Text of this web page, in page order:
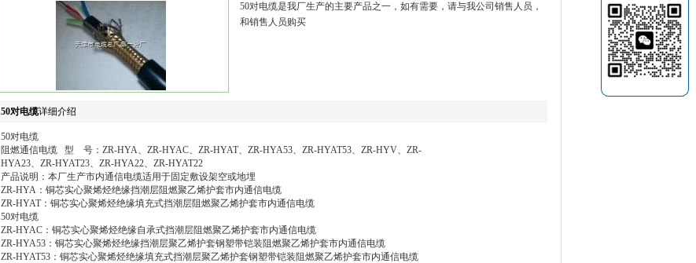
50对电缆是我厂生产的主要产品之一，如有需要，请与我公司销售人员，
和销售人员购买
50对电缆详细介绍
50对电缆
阻燃通信电缆 型 号：ZR-HYA、ZR-HYAC、ZR-HYAT、ZR-HYA53、ZR-HYAT53、ZR-HYV、ZR-
HYA23、ZR-HYAT23、ZR-HYA22、ZR-HYAT22
产品说明：本厂生产市内通信电缆适用于固定敷设架空或地埋
ZR-HYA：铜芯实心聚烯烃绝缘挡潮层阻燃聚乙烯护套市内通信电缆
ZR-HYAT：铜芯实心聚烯烃绝缘填充式挡潮层阻燃聚乙烯护套市内通信电缆
50对电缆
ZR-HYAC：铜芯实心聚烯烃绝缘自承式挡潮层阻燃聚乙烯护套市内通信电缆
ZR-HYA53：铜芯实心聚烯烃绝缘挡潮层聚乙烯护套钢塑带铠装阻燃聚乙烯护套市内通信电缆
ZR-HYAT53：铜芯实心聚烯烃绝缘填充式挡潮层聚乙烯护套钢塑带铠装阻燃聚乙烯护套市内通信电缆